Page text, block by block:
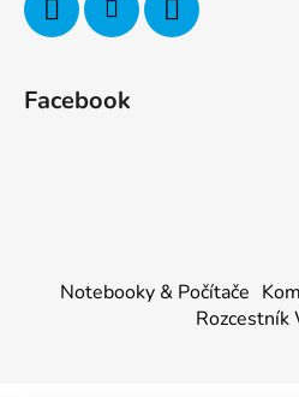
Facebook
Notebooky & Počítače
Rozcestník